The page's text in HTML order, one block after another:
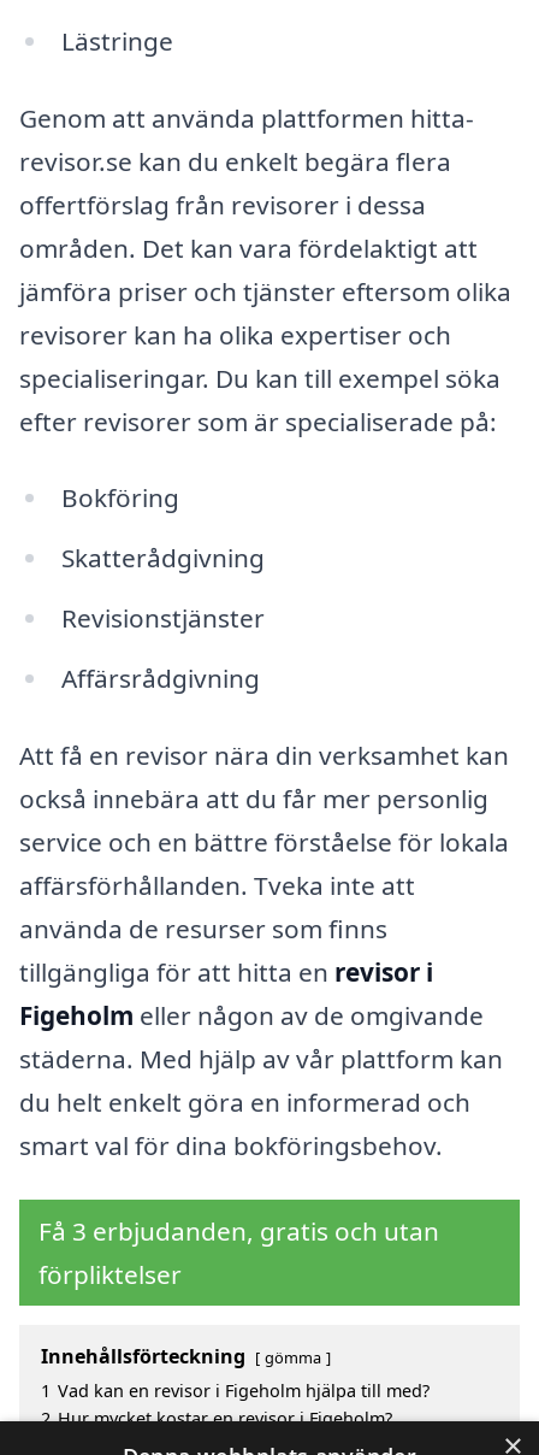
Lästringe
Genom att använda plattformen hitta-
revisor.se kan du enkelt begära flera
offertförslag från revisorer i dessa
områden. Det kan vara fördelaktigt att
jämföra priser och tjänster eftersom olika
revisorer kan ha olika expertiser och
specialiseringar. Du kan till exempel söka
efter revisorer som är specialiserade på:
Bokföring
Skatterådgivning
Revisionstjänster
Affärsrådgivning
Att få en revisor nära din verksamhet kan
också innebära att du får mer personlig
service och en bättre förståelse för lokala
affärsförhållanden. Tveka inte att
använda de resurser som finns
tillgängliga för att hitta en revisor i
Figeholm eller någon av de omgivande
städerna. Med hjälp av vår plattform kan
du helt enkelt göra en informerad och
smart val för dina bokföringsbehov.
Få 3 erbjudanden, gratis och utan
förpliktelser
Innehållsförteckning gömma
1 Vad kan en revisor i Figeholm hjälpa till med?
2 Hur mycket kostar en revisor i Figeholm?
Fördelar med att välja revisor i Figeholm ×